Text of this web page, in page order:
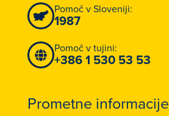
Pomoč v Sloveniji:
1987
Pomoč v tujini:
+386 1 530 53 53
Prometne informacije